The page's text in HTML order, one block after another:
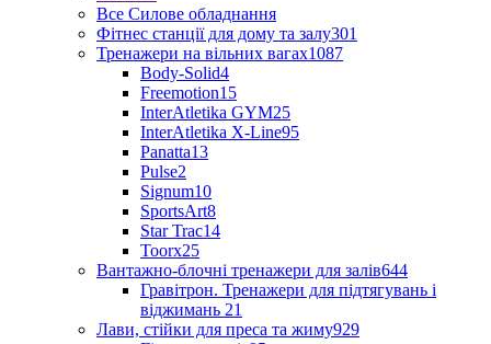
Все Силове обладнання
Фітнес станції для дому та залу301
Тренажери на вільних вагах1087
Body-Solid4
Freemotion15
InterAtletika GYM25
InterAtletika X-Line95
Panatta13
Pulse2
Signum10
SportsArt8
Star Trac14
Toorx25
Вантажно-блочні тренажери для залів644
Гравітрон. Тренажери для підтягувань і
віджимань 21
Лави, стійки для преса та жиму929